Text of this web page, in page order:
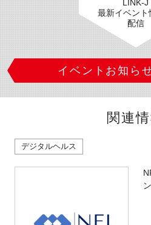
LINK-J
最新イベント
配信
イベントお知ら
関連
デジタルヘルス